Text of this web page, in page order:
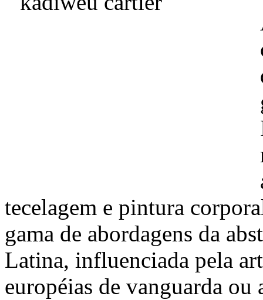
tecelagem e pintura
gama de abordagens da
Latina, influenciada pela
européias de vanguarda ou